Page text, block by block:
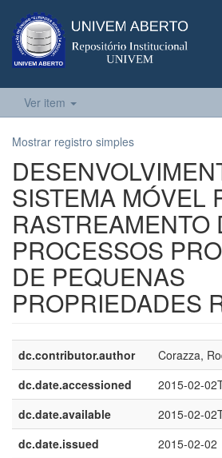
Ver item
Mostrar registro simples
SISTEMA MÓVEL
RASTREAMENTO
PROCESSOS
DE PEQUENAS
PROPRIEDADES
dc.contributor.author
Corazza,
dc.date.accessioned
2015-02-
dc.date.available
2015-02-
dc.date.issued
2015-02-02